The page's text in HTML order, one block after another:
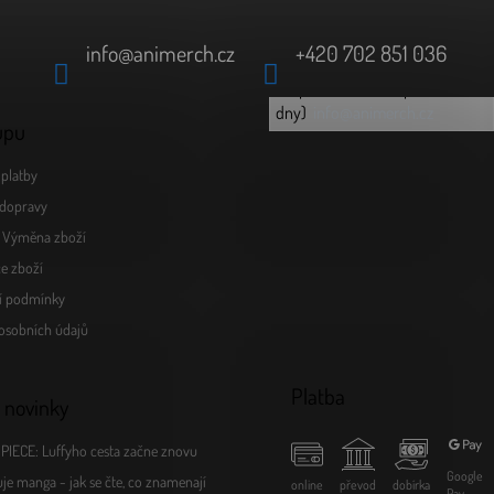
info@animerch.cz +420 702 851 036
zboží
zboží
podmínky
údajů
(odpověď do 24h v pracovní
dny)
Luffyho cesta začne znovu
manga - jak se čte, co znamenají
online převod dobírka
Google